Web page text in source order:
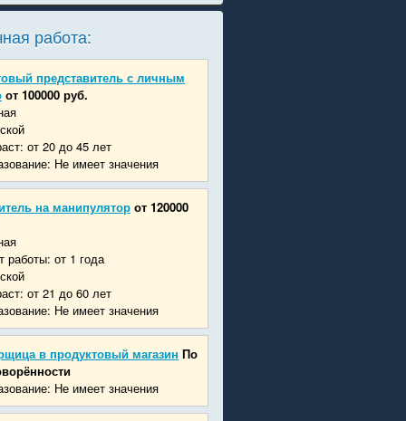
работа:
представитель с личным
от 100000 руб.
от 20 до 45 лет
Не имеет значения
на манипулятор от 120000
работы: от 1 года
от 21 до 60 лет
Не имеет значения
в продуктовый магазин По
Не имеет значения